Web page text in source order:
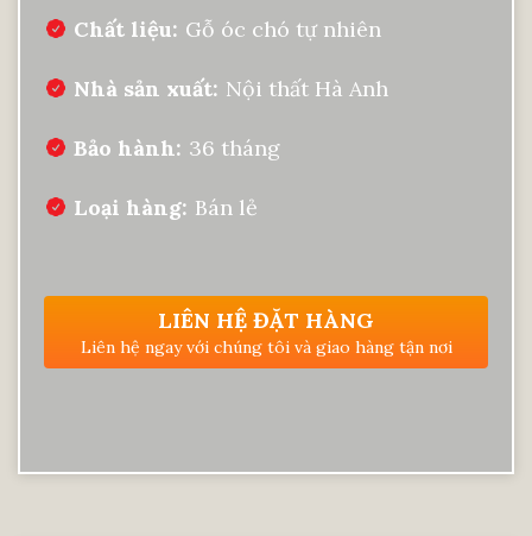
Chất liệu Gỗ óc chó tự nhiên
Nhà sản xuất Nội thất Hà Anh
Bảo hành 36 tháng
Loại hàng Bán lẻ
LIÊN HỆ ĐẶT HÀNG
Liên hệ ngay với chúng tôi và giao hàng tận nơi